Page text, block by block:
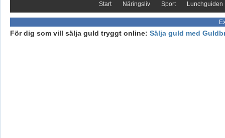
Start Näringsliv Sport Lunchguiden
För dig som vill sälja guld tryggt online: Sälja guld med